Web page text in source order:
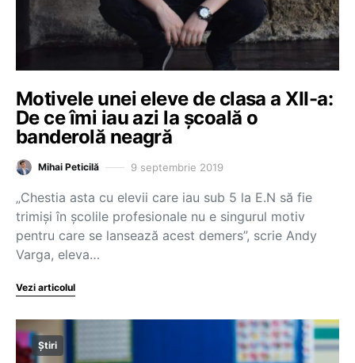
Motivele unei eleve de clasa a XII-a:
De ce îmi iau azi la şcoală o
banderolă neagră
Mihai Peticilă 9 septembrie 2019
„Chestia asta cu elevii care iau sub 5 la E.N să fie
trimiși în școlile profesionale nu e singurul motiv
pentru care se lansează acest demers”, scrie Andy
Varga, eleva…
Vezi articolul
Știri